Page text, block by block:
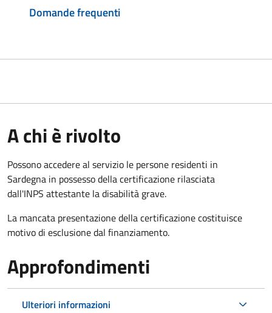
Domande frequenti
A chi è rivolto
Possono accedere al servizio le persone residenti in
Sardegna in possesso della certificazione rilasciata
dall'INPS attestante la disabilità grave.
La mancata presentazione della certificazione costituisce
motivo di esclusione dal finanziamento.
Approfondimenti
Ulteriori informazioni